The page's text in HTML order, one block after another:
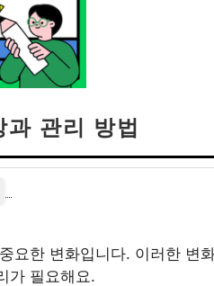
관리 방법
요한 변화입니다. 이러한 변
가 필요해요.